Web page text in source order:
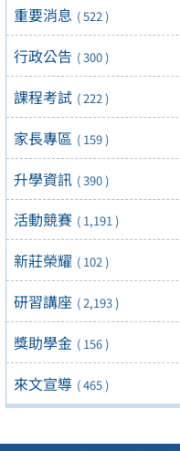
重要消息 ( 522 )
行政公告 ( 300 )
課程考試 ( 222 )
家長專區 ( 159 )
升學資訊 ( 390 )
活動競賽 ( 1,191 )
新莊榮耀 ( 102 )
研習講座 ( 2,193 )
獎助學金 ( 156 )
來文宣導 ( 465 )